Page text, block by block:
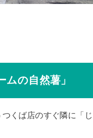
の自然薯」
くば店のすぐ隣に「じ